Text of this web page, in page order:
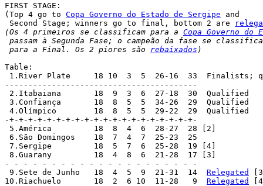
FIRST STAGE:
(Top 4 go to Copa Governo do Estado de Sergipe and
Second Stage; winners go to final, bottom 2 are
(Os 4 primeiros se classificam para a Copa Governo do
passam à Segunda Fase; o campeão da fase se classifica
para a Final. Os 2 piores são rebaixados )
Table:
1.River Plate	   18 10  3  5  26-16  33  Finalists; qualified
-----------------------------------------
2.Itabaiana	   18  9  3  6  27-18  30  Qualified
3.Confiança	   18  8  5  5  34-26  29  Qualified
4.Olímpico	   18  8  5  5  29-22  29  Qualified
-+-+-+-+-+-+-+-+-+-+-+-+-+-+-+-+-+-+-+-+-
5.América	   18  8  4  6  28-27  28 [2]
6.São Domingos	   18  7  4  7  25-23  25
7.Sergipe	   18  5  7  6  25-28  19 [4]
8.Guarany	   18  4  8  6  21-28  17 [3]
- - - - - - - - - - - - - - - - - - - - -
9.Sete de Junho   18  4  5  9  21-31  14 Relegated
10.Riachuelo	   18  2  6 10  11-28   9 Relegated